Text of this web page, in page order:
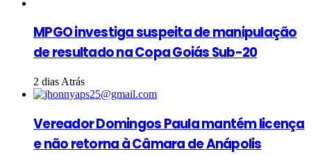
MPGO investiga suspeita de manipulação
de resultado na Copa Goiás Sub-20
2 dias Atrás
Vereador Domingos Paula mantém licença
e não retorna à Câmara de Anápolis